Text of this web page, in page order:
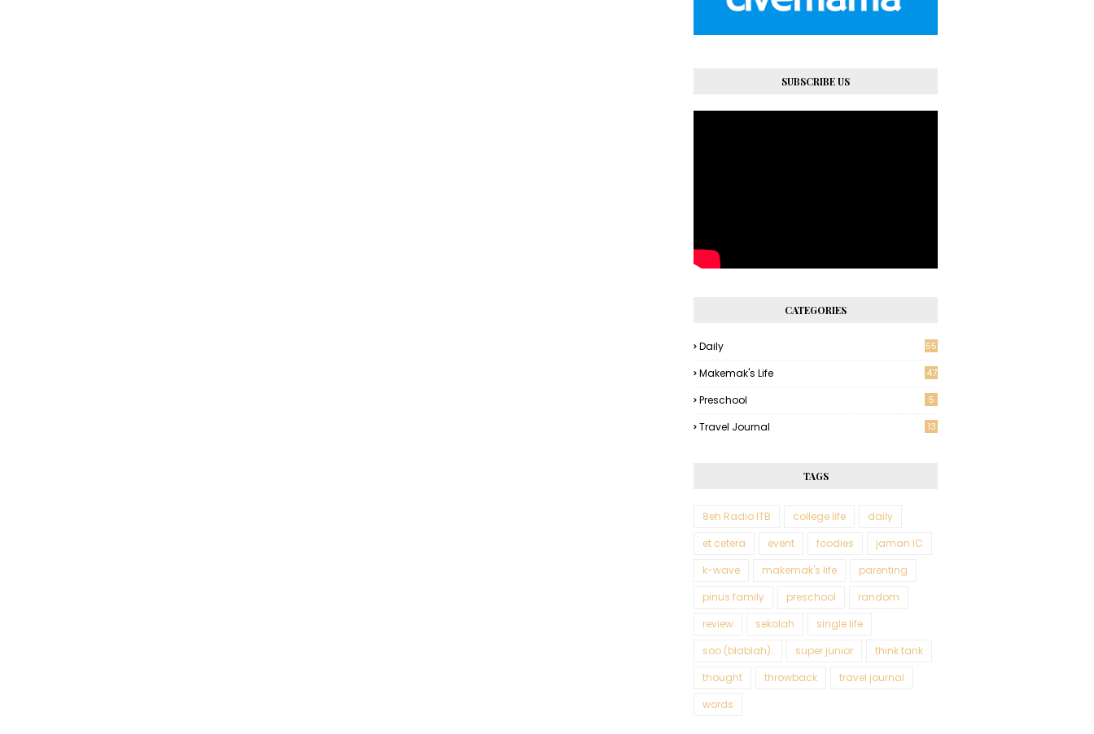
SUBSCRIBE US
CATEGORIES
Daily 55
Makemak's Life 47
Preschool 5
Travel Journal 13
TAGS
8eh Radio ITB college life
daily
et cetera
event foodies
jaman IC
k-wave
makemak's life
parenting
pinus family
preschool
random
review
sekolah
single life
soo (blablah).
super junior
think tank
thought
throwback
travel journal
words